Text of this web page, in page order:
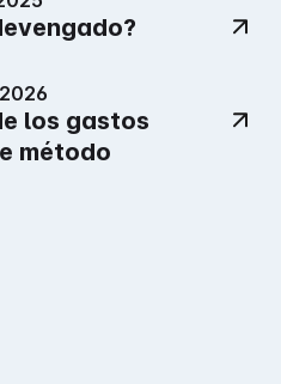
los gastos
método